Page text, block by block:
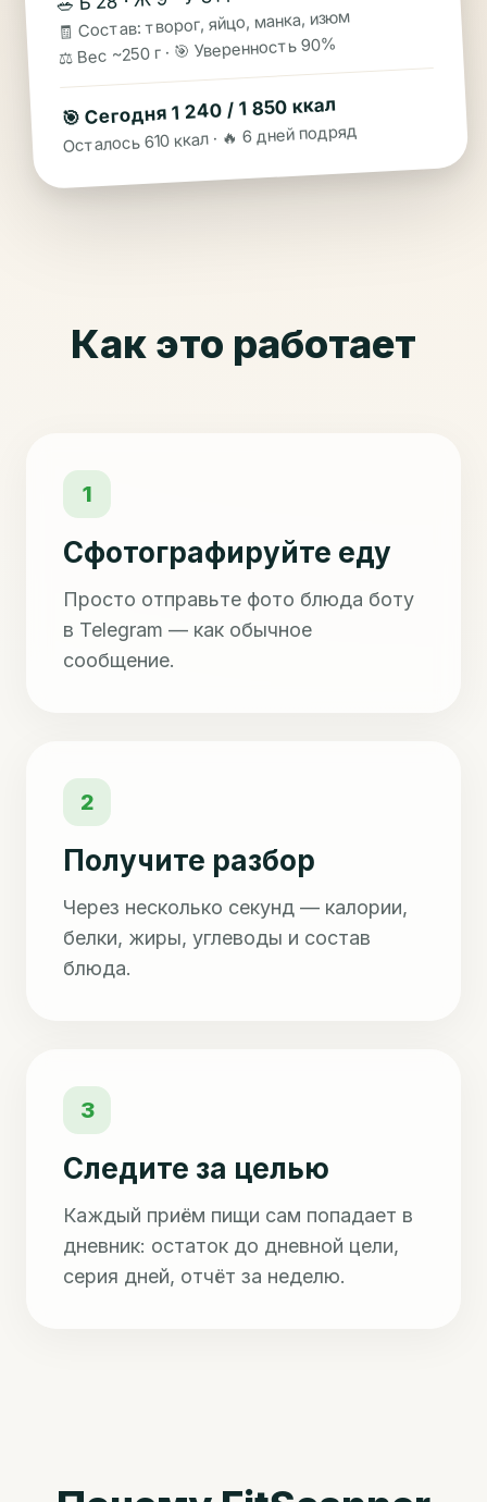
🧾 Состав: творог, яйцо, манка, изюм
⚖️ Вес ~250 г · 🎯 Уверенность 90%
🎯 Сегодня 1 240 / 1 850 ккал
Осталось 610 ккал · 🔥 6 дней подряд
Как это работает
1
Сфотографируйте еду
Просто отправьте фото блюда боту
в Telegram — как обычное
сообщение.
2
Получите разбор
Через несколько секунд — калории,
белки, жиры, углеводы и состав
блюда.
3
Следите за целью
Каждый приём пищи сам попадает в
дневник: остаток до дневной цели,
серия дней, отчёт за неделю.